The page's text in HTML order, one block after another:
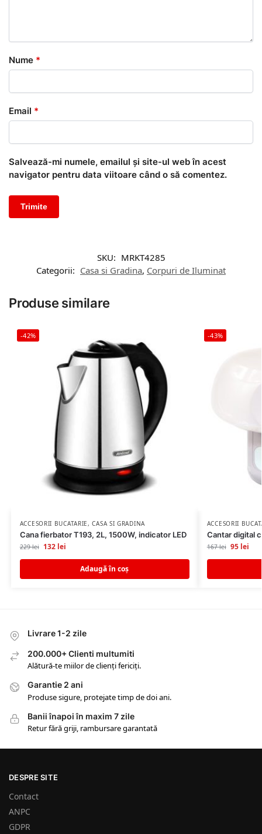
Nume *
Email *
Salvează-mi numele, emailul și site-ul web în acest
navigator pentru data viitoare când o să comentez.
SKU: MRKT4285
Categorii: Casa si Gradina, Corpuri de Iluminat
Produse similare
-42%
ACCESORII BUCATARIE,CASA SI GRADINA
Cana fierbator T193, 2L, 1500W, indicator LED
229lei 132 lei
Adaugă în coș
-43%
ACCESORII
Cantar digital
167lei 95 lei
Livrare 1-2 zile
200.000+ Clienti multumiti
Alătură-te miilor de clienți fericiți.
Garantie 2 ani
Produse sigure, protejate timp de doi ani.
Banii înapoi în maxim 7 zile
Retur fără griji, rambursare garantată
DESPRE SITE
Contact
ANPC
GDPR